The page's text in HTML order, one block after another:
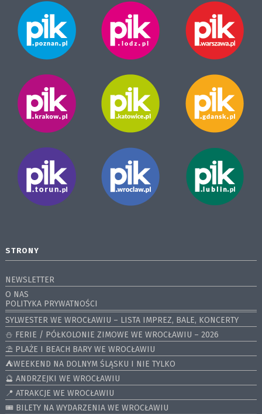
STRONY
NEWSLETTER
O NAS
POLITYKA PRYWATNOŚCI
SYLWESTER WE WROCŁAWIU – LISTA IMPREZ, BALE, KONCERTY
⛄️ FERIE / PÓŁKOLONIE ZIMOWE WE WROCŁAWIU – 2026
⛱️ PLAŻE I BEACH BARY WE WROCŁAWIU
⛺️WEEKEND NA DOLNYM ŚLĄSKU I NIE TYLKO
🔮 ANDRZEJKI WE WROCŁAWIU
📍 ATRAKCJE WE WROCŁAWIU
🎟️ BILETY NA WYDARZENIA WE WROCŁAWIU